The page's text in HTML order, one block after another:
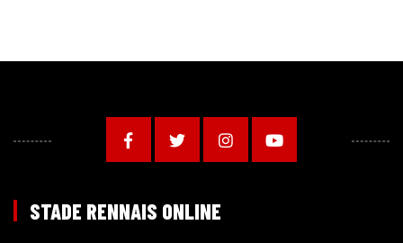
STADE RENNAIS ONLINE